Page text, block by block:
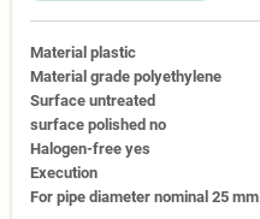
Material plastic
Material grade polyethylene
Surface untreated
surface polished no
Halogen-free yes
Execution
For pipe diameter nominal 25 mm